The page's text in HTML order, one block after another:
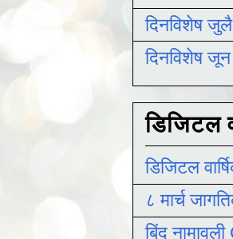
दिनविशेष जुलै
दिनविशेष जून
डिजिटल
डिजिटल
८ मार्च
बिंदू